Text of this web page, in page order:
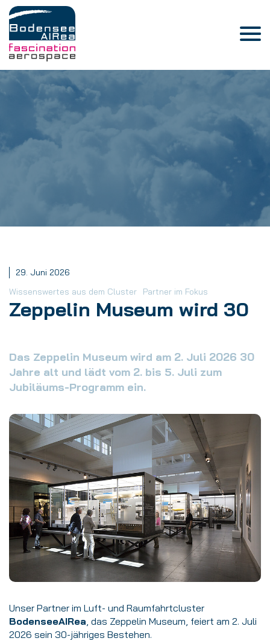
29. Juni 2026
Wissenswertes aus dem Cluster
Partner im Fokus
Zeppelin Museum wird 30
Das Zeppelin Museum wird am 2. Juli 2026 30
Jahre alt und lädt vom 2. bis 5. Juli zum
Jubiläums-Programm ein.
Unser Partner im Luft- und Raumfahrtcluster
BodenseeAIRea , das Zeppelin Museum, feiert am 2. Juli
2026 sein 30-jähriges Bestehen.